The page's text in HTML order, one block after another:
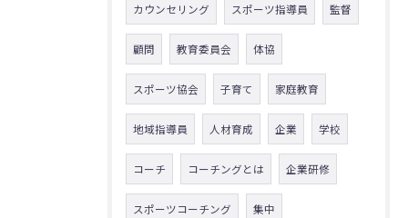
カウンセリング スポーツ指導員 監督
顧問 教育委員会 体協
スポーツ協会 子育て 家庭教育
地域指導員 人材育成 企業 学校
コーチ コーチングとは 企業研修
スポーツコーチング 集中